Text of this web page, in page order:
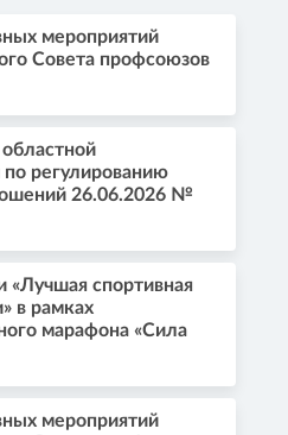
мероприятий
Совета профсоюзов
регулированию
26.06.2026 №
«Лучшая спортивная
в рамках
марафона «Сила
мероприятий